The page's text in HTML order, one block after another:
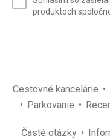
(povinné)
produktoch
Cestovné kancelárie
Parkovanie
Časté otázky